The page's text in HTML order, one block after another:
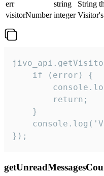
err
string
String
visitorNumber integer
    if (error) {
        return;
    }
});